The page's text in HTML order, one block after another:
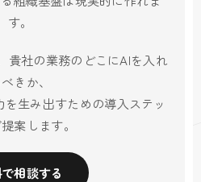
す。
貴社の業務のどこにAIを入れ
きか、
生み出すための導入ステッ
案します。
相談する